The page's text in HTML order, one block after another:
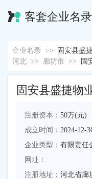
客套企业名录
企业名录 >>
固安县盛
河北 >> 廊坊市 >> 固
固安县盛捷物
注册资本： 50万(元)
成立时间： 2024-12-
企业类型： 有限责任
网址：
注册地址： 河北省廊